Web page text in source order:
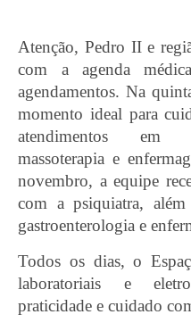
Atenção, Pedro II e
com a agenda
agendamentos. Na
momento ideal para
atendimentos em
massoterapia e
novembro, a equipe
com a psiquiatra, além
gastroenterologia e
Todos os dias, o
laboratoriais e
praticidade e cuidado